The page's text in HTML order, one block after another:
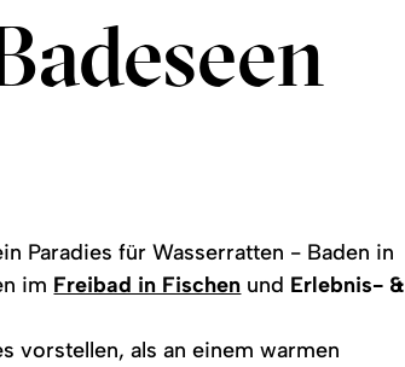
Paradies für Wasserratten - Baden in
im Freibad in Fischen und Erlebnis- &
vorstellen, als an einem warmen